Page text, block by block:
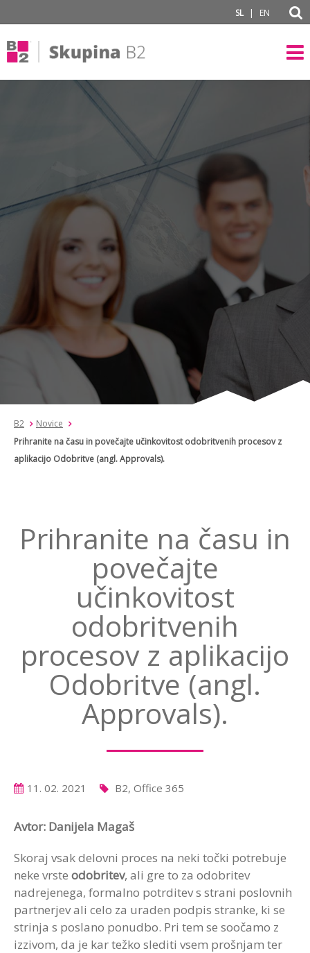
SL | EN
B2
Novice
Prihranite na času in povečajte učinkovitost odobritvenih procesov z
aplikacijo Odobritve (angl. Approvals).
Prihranite na času in
povečajte
učinkovitost
odobritvenih
procesov z aplikacijo
Odobritve (angl.
Approvals).
11. 02. 2021 B2, Office 365
Avtor: Danijela Magaš
Skoraj vsak delovni proces na neki točki potrebuje
neke vrste odobritev, ali gre to za odobritev
nadrejenega, formalno potrditev s strani poslovnih
partnerjev ali celo za uraden podpis stranke, ki se
strinja s poslano ponudbo. Pri tem se soočamo z
izzivom, da je kar težko slediti vsem prošnjam ter